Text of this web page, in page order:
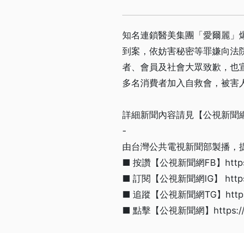
知名連鎖醫美集團「愛爾麗」
到案，依妨害秘密等罪嫌向法
者、會員及社會大眾致歉，也
多名消費者加入自救會，被害
詳細新聞內容請見【公視新聞
-
由台灣公共電視新聞部製播，
■ 按讚【公視新聞網FB】
■ 訂閱【公視新聞網IG】
■ 追蹤【公視新聞網TG】
■ 點擊【公視新聞網】